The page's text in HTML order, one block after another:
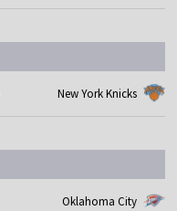
New York Knicks
Oklahoma City